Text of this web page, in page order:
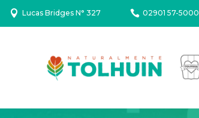
 Lucas Bridges N° 327  02901 57-5000